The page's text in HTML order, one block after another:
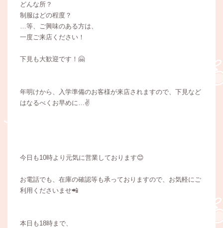
どんな所？
制服はどの程度？
…等、ご興味のある方は、
一度ご来店ください！
下見も大歓迎です！🤗
年明けから、入学準備のお客様が来店されますので、下見など
はなるべくお早めに…✌️
今日も10時より元気に営業しております😊
お電話でも、在庫の確認等も承っておりますので、お気軽にご
利用くださいませ📲
本日も18時まで、